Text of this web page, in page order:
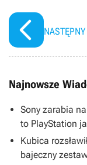
NASTĘPNY
Najnowsze
Sony zarabia
to PlayStation
Kubica
bajeczny